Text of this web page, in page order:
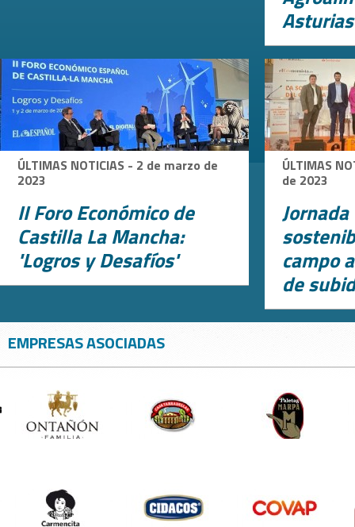
Asturias
ÚLTIMAS NOTICIAS - 2 de marzo de
2023
II Foro Económico de
Castilla La Mancha:
'Logros y Desafíos'
ÚLTIMAS
de 2023
Jornada
campo
de
EMPRESAS ASOCIADAS